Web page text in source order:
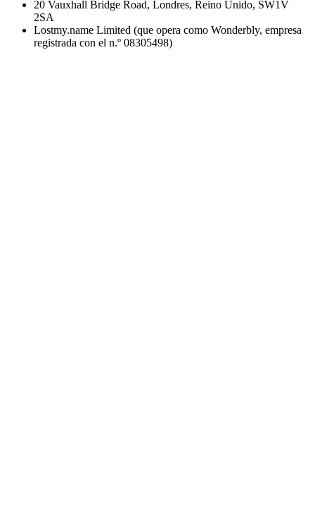
20 Vauxhall Bridge Road, Londres, Reino Unido, SW1V
2SA
Lostmy.name Limited (que opera como Wonderbly, empresa
registrada con el n.º 08305498)